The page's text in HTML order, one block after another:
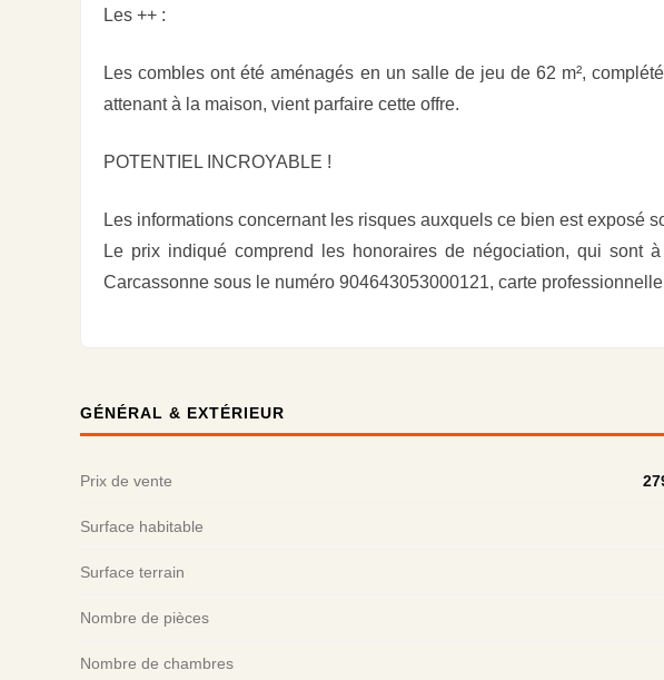
Les ++ :
Les combles ont été aménagés en un salle de jeu de 62 m²,
attenant à la maison, vient parfaire cette offre.
POTENTIEL INCROYABLE !
Les informations concernant les risques auxquels ce bien est exposé
Le prix indiqué comprend les honoraires de négociation, qui sont
Carcassonne sous le numéro 904643053000121, carte
GÉNÉRAL & EXTÉRIEUR
Prix de vente
Surface habitable
Surface terrain
Nombre de pièces
Nombre de chambres